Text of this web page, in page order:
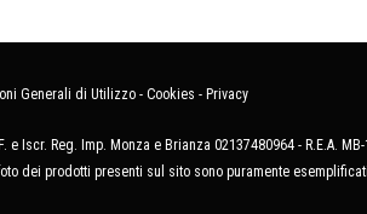
Generali di Utilizzo - Cookies - Privacy
Iscr. Reg. Imp. Monza e Brianza 02137480964 - R.E.A.
dei prodotti presenti sul sito sono puramente